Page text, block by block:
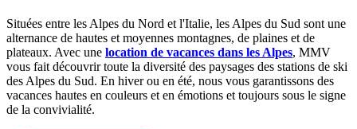
Situées entre les Alpes du Nord et l'Italie, les Alpes du Sud sont une
alternance de hautes et moyennes montagnes, de plaines et de
plateaux. Avec une location de vacances dans les Alpes, MMV
vous fait découvrir toute la diversité des paysages des stations de ski
des Alpes du Sud. En hiver ou en été, nous vous garantissons des
vacances hautes en couleurs et en émotions et toujours sous le signe
de la convivialité.